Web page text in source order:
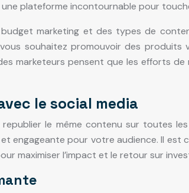
plateforme incontournable pour
marketing et des types de
souhaitez promouvoir des produits
marketeurs pensent que les efforts
le social media
le même contenu sur toutes les
engageante pour votre audience. Il est
maximiser l’impact et le retour sur